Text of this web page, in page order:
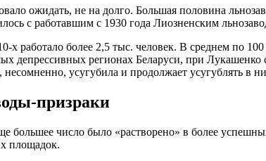
ожидать, не на долго. Большая половина
с работавшим с 1930 года Лиозненским
х работало более 2,5 тыс. человек. В среднем по
регионах Беларуси, при Лукашенко
усугубила и продолжает усугублять в
призраки
большее число было «растворено» в более
площадок.